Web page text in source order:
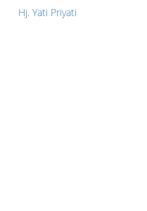
Hj. Yati Priyati